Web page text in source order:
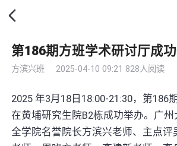
第186期方班学术研讨厅成
方滨兴班 2025-04-10 09:21 828人阅读
2025 年3月18日18:00-21:30，第186
在黄埔研究生院B2栋成功举办。广
全学院名誉院长方滨兴老师、主点评